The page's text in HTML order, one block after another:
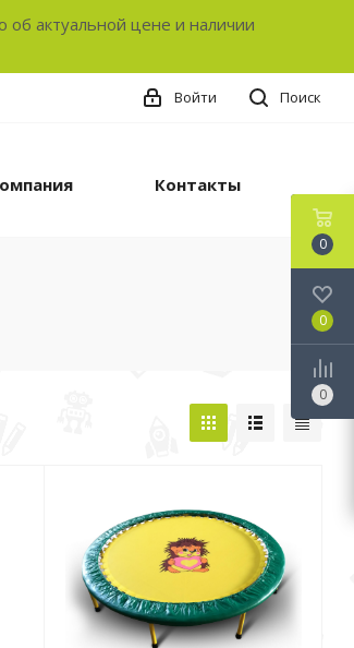
актуальной цене и наличии
Поиск
Войти
Контакты
0
0
0